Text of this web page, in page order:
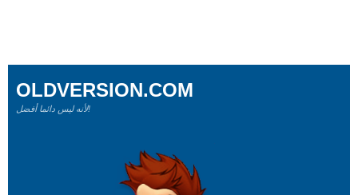
OLDVERSION.COM
لأنه ليس دائما أفضل!